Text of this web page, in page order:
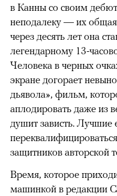
в Канны со своим
неподалеку — их
через десять лет она
легендарному 13-
Человека в черных
экране догорает
дьявола», фильм,
аплодировать даже из
душит зависть. Лучшие
защитников авторской
Время, которое
машинкой в редакции